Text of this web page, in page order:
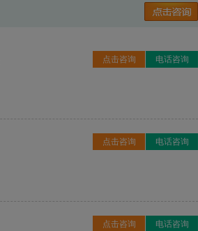
点击咨询 电话咨询
点击咨询 电话咨询
点击咨询 电话咨询